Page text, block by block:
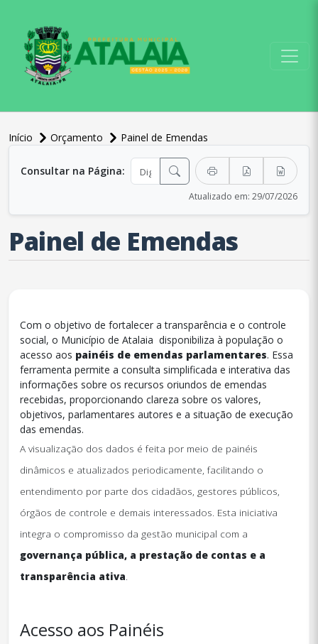
Início Orçamento
Painel de Emendas
Consultar na Página:
Atualizado em: 29/07/2026
Painel de Emendas
Com o objetivo de fortalecer a transparência e o controle
social, o Município de Atalaia disponibiliza à população o
acesso aos painéis de emendas parlamentares. Essa
ferramenta permite a consulta simplificada e interativa das
informações sobre os recursos oriundos de emendas
recebidas, proporcionando clareza sobre os valores,
objetivos, parlamentares autores e a situação de execução
das emendas.
A visualização dos dados é feita por meio de painéis
dinâmicos e atualizados periodicamente, facilitando o
entendimento por parte dos cidadãos, gestores públicos,
órgãos de controle e demais interessados. Esta iniciativa
integra o compromisso da gestão municipal com a
governança pública, a prestação de contas e a
transparência ativa.
Acesso aos Painéis